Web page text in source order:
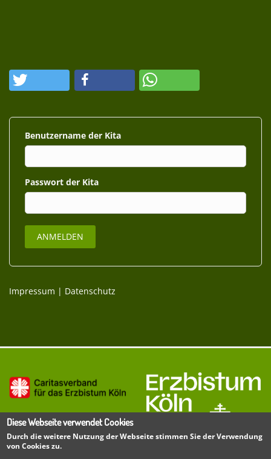
Benutzername
Passwort
Impressum | Datenschutz
Diese Webseite verwendet Cookies
Durch die weitere Nutzung der Webseite stimmen Sie der Verwendung
von Cookies zu.